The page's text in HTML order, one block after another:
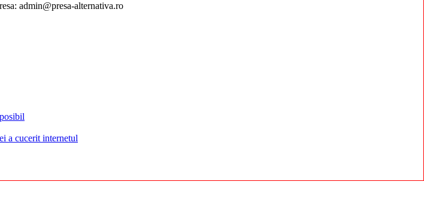
admin@presa-alternativa.ro
a cucerit internetul